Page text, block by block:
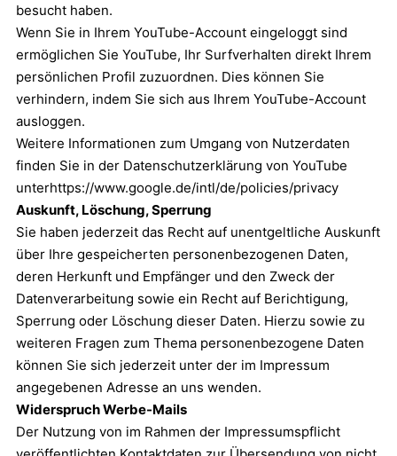
besucht haben.
Wenn Sie in Ihrem YouTube-Account eingeloggt sind
ermöglichen Sie YouTube, Ihr Surfverhalten direkt Ihrem
persönlichen Profil zuzuordnen. Dies können Sie
verhindern, indem Sie sich aus Ihrem YouTube-Account
ausloggen.
Weitere Informationen zum Umgang von Nutzerdaten
finden Sie in der Datenschutzerklärung von YouTube
unterhttps://www.google.de/intl/de/policies/privacy
Auskunft, Löschung, Sperrung
Sie haben jederzeit das Recht auf unentgeltliche Auskunft
über Ihre gespeicherten personenbezogenen Daten,
deren Herkunft und Empfänger und den Zweck der
Datenverarbeitung sowie ein Recht auf Berichtigung,
Sperrung oder Löschung dieser Daten. Hierzu sowie zu
weiteren Fragen zum Thema personenbezogene Daten
können Sie sich jederzeit unter der im Impressum
angegebenen Adresse an uns wenden.
Widerspruch Werbe-Mails
Der Nutzung von im Rahmen der Impressumspflicht